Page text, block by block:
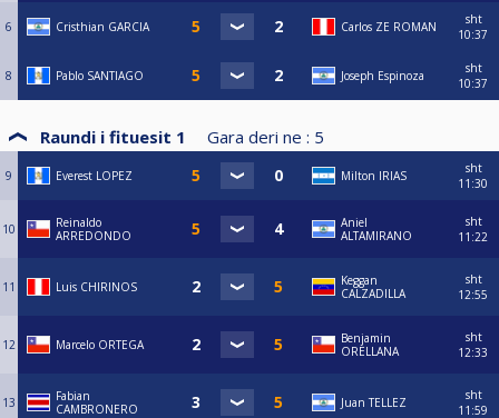
6 Cristhian GARCIA Carlos ZE ROMAN
sht
10:37
8 Pablo SANTIAGO Joseph Espinoza
sht
10:37
Raundi i fituesit 1 Gara deri ne : 5
9 Everest LOPEZ Milton IRIAS
sht
11:30
10
Reinaldo
ARREDONDO
Aniel
ALTAMIRANO
sht
11:22
11 Luis CHIRINOS
Keggan
CALZADILLA
sht
12:55
12 Marcelo ORTEGA
Benjamin
ORELLANA
sht
12:33
13
Fabian
CAMBRONERO
Juan TELLEZ
sht
11:59